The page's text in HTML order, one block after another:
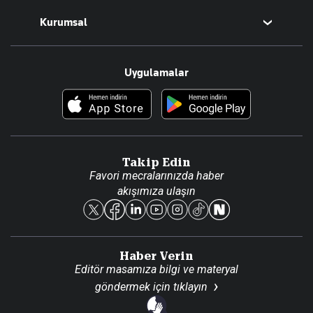
Teknoloji
Resmî Ilanlar
Foto Haber
Kurumsal
Hakkımızda
Künye
Reklam Ver
Uygulamalar
Takip Edin
Favori mecralarınızda haber
akışımıza ulaşın
Haber Verin
Editör masamıza bilgi ve materyal
göndermek için tıklayın